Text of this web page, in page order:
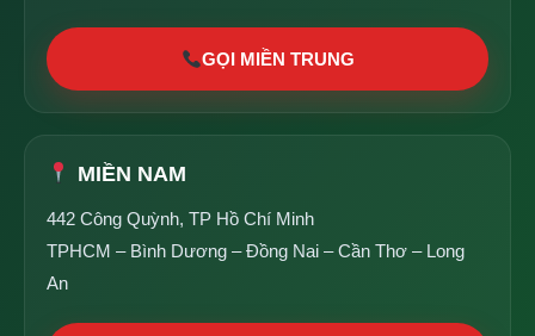
GỌI MIỀN TRUNG
MIỀN NAM
442 Công Quỳnh, TP Hồ Chí Minh
TPHCM – Bình Dương – Đồng Nai – Cần Thơ – Long
An